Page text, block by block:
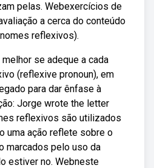
pelas. Webexercícios de
a cerca do conteúdo
reflexivos).
se adeque a cada
(reflexive pronoun), em
para dar ênfase à
Jorge wrote the letter
reflexivos são utilizados
uma ação reflete sobre o
marcados pelo uso da
estiver no. Webneste